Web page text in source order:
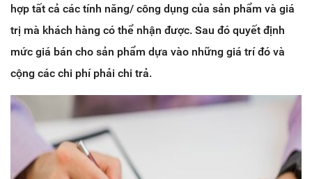
hợp tất cả các tính năng/ công dụng của sản phẩm và giá
trị mà khách hàng có thể nhận được. Sau đó quyết định
mức giá bán cho sản phẩm dựa vào những giá trí đó và
cộng các chi phí phải chi trả.